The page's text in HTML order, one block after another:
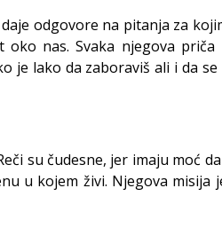
odgovore na pitanja za
nas. Svaka njegova
lako da zaboraviš ali i da
su čudesne, jer imaju moć
kojem živi. Njegova misija